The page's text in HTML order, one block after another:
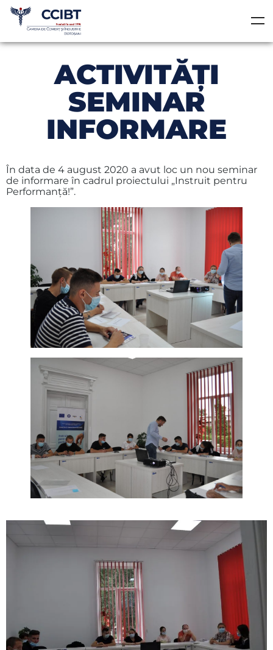
ACTIVITĂŢI
SEMINAR
INFORMARE
În data de 4 august 2020 a avut loc un nou seminar
de informare în cadrul proiectului „Instruit pentru
Performanţă!”.